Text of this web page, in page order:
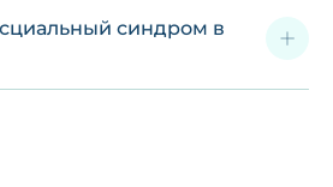
синдром в